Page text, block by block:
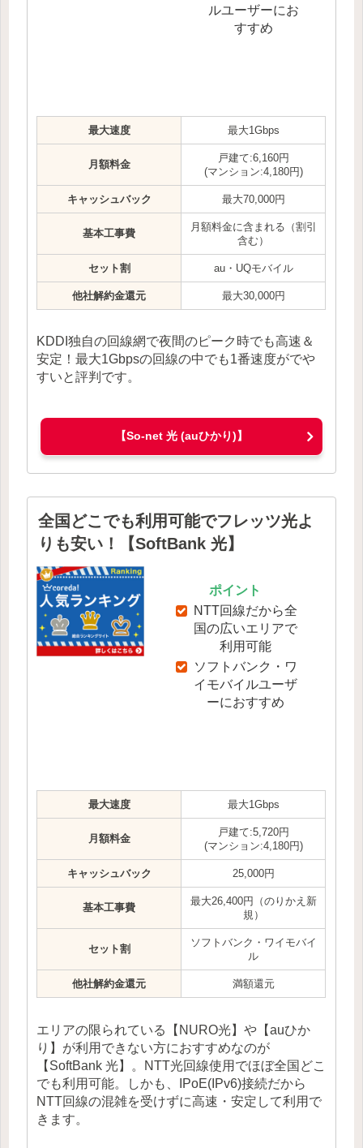
ルユーザーにお
すすめ
最大速度 最大1Gbps
月額料金
戸建て:6,160円
(マンション:4,180円)
キャッシュバック 最大70,000円
基本工事費
月額料金に含まれる（割引
含む）
セット割 au・UQモバイル
他社解約金還元 最大30,000円
KDDI独自の回線網で夜間のピーク時でも高速＆
安定！最大1Gbpsの回線の中でも1番速度がでや
すいと評判です。
【So-net 光 (auひかり)】
全国どこでも利用可能でフレッツ光よ
りも安い！【SoftBank 光】
ポイント
NTT回線だから全
国の広いエリアで
利用可能
ソフトバンク・ワ
イモバイルユーザ
ーにおすすめ
最大速度 最大1Gbps
月額料金
戸建て:5,720円
(マンション:4,180円)
キャッシュバック 25,000円
基本工事費
最大26,400円（のりかえ新
規）
セット割
ソフトバンク・ワイモバイ
ル
他社解約金還元 満額還元
エリアの限られている【NURO光】や【auひか
り】が利用できない方におすすめなのが
【SoftBank 光】。NTT光回線使用でほぼ全国どこ
でも利用可能。しかも、IPoE(IPv6)接続だから
NTT回線の混雑を受けずに高速・安定して利用で
きます。